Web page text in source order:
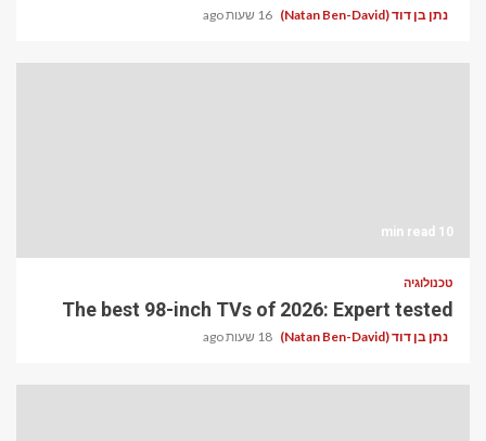
נתן בן דוד (Natan Ben-David) 16 שעות ago
10 min read
טכנולוגיה
The best 98-inch TVs of 2026: Expert tested
נתן בן דוד (Natan Ben-David) 18 שעות ago